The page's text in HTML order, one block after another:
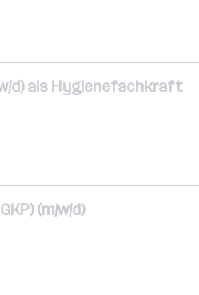
d) als Hygienefachkraft
(m/w/d)